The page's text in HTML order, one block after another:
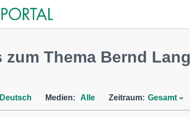
zum Thema Bernd
Deutsch Medien: Alle Zeitraum: Gesamt